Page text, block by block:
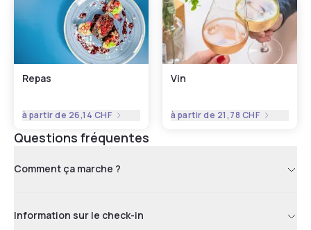
Repas
à partir de 26,14 CHF
Vin
à partir de 21,78 CHF
Questions fréquentes
Comment ça marche ?
Information sur le check-in